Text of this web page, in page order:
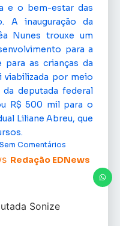
e o bem-estar das
A inauguração da
Nunes trouxe um
para a
para as crianças da
por meio
deputada federal
R$ 500 mil para o
Liliane Abreu, que
Redação EDNews
Sem Comentários